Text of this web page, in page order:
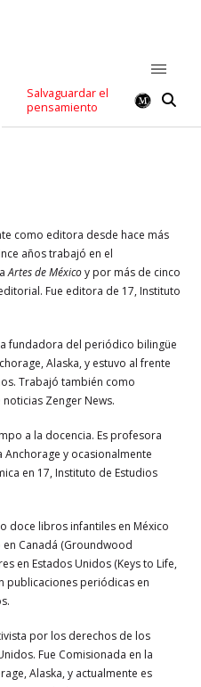
Salvaguardar el
pensamiento
como editora desde hace más
años trabajó en el
Artes de Méxicoy por más de cinco
Fue editora de 17, Instituto
fundadora del periódico bilingüe
Alaska, y estuvo al frente
Trabajó también como
Zenger News.
a la docencia. Es profesora
Anchorage y ocasionalmente
en 17, Instituto de Estudios
doce libros infantiles en México
en Canadá (Groundwood
en Estados Unidos (Keys to Life,
publicaciones periódicas en
por los derechos de los
Fue Comisionada en la
Alaska, y actualmente es